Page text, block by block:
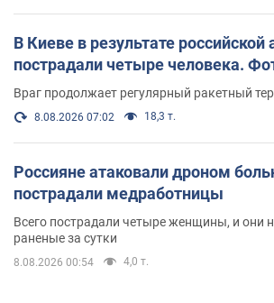
В Киеве в результате российской
пострадали четыре человека.
Враг продолжает регулярный ракетный
8.08.2026 07:02 18,3 т.
Россияне атаковали дроном
пострадали медработницы
Всего пострадали четыре женщины, и они
раненые за сутки
8.08.2026 00:54 4,0 т.